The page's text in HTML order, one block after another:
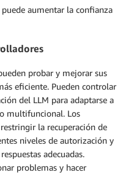
aumentar la confianza
probar y mejorar sus
eficiente. Pueden controlar
del LLM para adaptarse a
multifuncional. Los
la recuperación de
niveles de autorización y
adecuadas.
problemas y hacer